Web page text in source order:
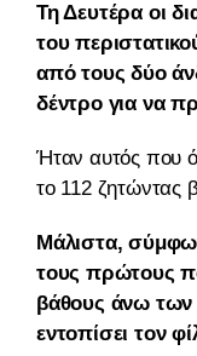
Τη Δευτέρα οι
του
από τους δύο
δέντρο για να
Ήταν αυτός που
το 112 ζητώντας
Μάλιστα,
τους πρώτους
βάθους άνω των
εντοπίσει τον